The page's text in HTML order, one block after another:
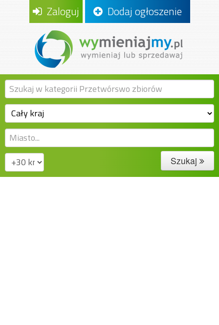
Zaloguj Dodaj ogłoszenie
Szukaj